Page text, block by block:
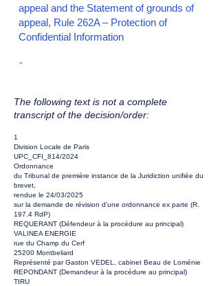
appeal and the Statement of grounds of
appeal, Rule 262A – Protection of
Confidential Information
-
The following text is not a complete
transcript of the decision/order:
1
Division Locale de Paris
UPC_CFI_814/2024
Ordonnance
du Tribunal de première instance de la Juridiction unifiée du
brevet,
rendue le 24/03/2025
sur la demande de révision d'une ordonnance ex parte (R.
197.4 RdP)
REQUERANT (Défendeur à la procédure au principal)
VALINEA ENERGIE
rue du Champ du Cerf
25200 Montbeliard
Représenté par Gaston VEDEL, cabinet Beau de Loménie
REPONDANT (Demandeur à la procédure au principal)
TIRU